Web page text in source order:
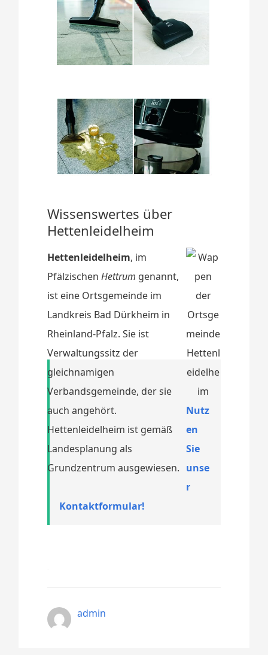
Wissenswertes über
Hettenleidelheim
Hettenleidelheim, im
PfälzischenHettrum genannt,
ist eine Ortsgemeinde im
Landkreis Bad Dürkheim in
Rheinland-Pfalz. Sie ist
Verwaltungssitz der
gleichnamigen
Verbandsgemeinde, der sie
auch angehört.
Hettenleidelheim ist gemäß
Landesplanung als
Grundzentrum ausgewiesen.
Nutz
en
Sie
unse
r
Kontaktformular!
admin